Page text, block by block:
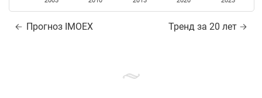
Прогноз IMOEX Тренд за 20 лет